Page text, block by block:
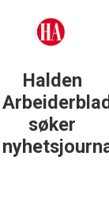
Halden
søker